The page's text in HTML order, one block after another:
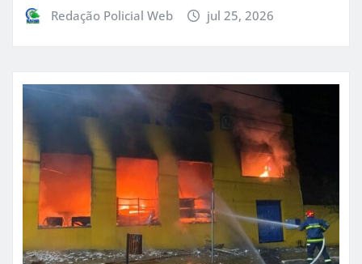
Redação Policial Web jul 25, 2026